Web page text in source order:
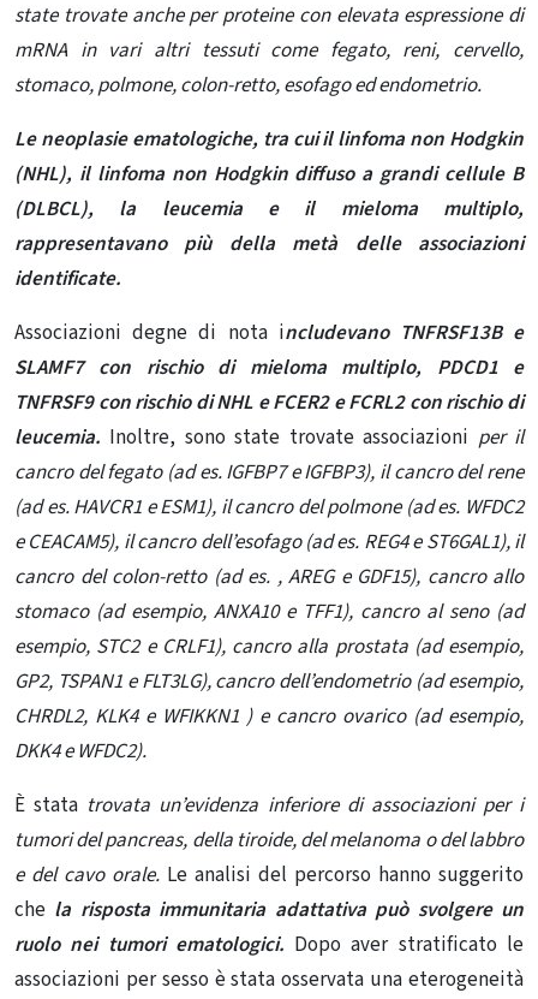
state trovate anche per proteine ​​con elevata espressione di
mRNA in vari altri tessuti come fegato, reni, cervello,
stomaco, polmone, colon-retto, esofago ed endometrio.
Le neoplasie ematologiche, tra cui il linfoma non Hodgkin
(NHL), il linfoma non Hodgkin diffuso a grandi cellule B
(DLBCL), la leucemia e il mieloma multiplo,
rappresentavano più della metà delle associazioni
identificate.
Associazioni degne di nota includevano TNFRSF13B e
SLAMF7 con rischio di mieloma multiplo, PDCD1 e
TNFRSF9 con rischio di NHL e FCER2 e FCRL2 con rischio di
leucemia. Inoltre, sono state trovate associazioni per il
cancro del fegato (ad es. IGFBP7 e IGFBP3), il cancro del rene
(ad es. HAVCR1 e ESM1), il cancro del polmone (ad es. WFDC2
e CEACAM5), il cancro dell’esofago (ad es. REG4 e ST6GAL1), il
cancro del colon-retto (ad es. , AREG e GDF15), cancro allo
stomaco (ad esempio, ANXA10 e TFF1), cancro al seno (ad
esempio, STC2 e CRLF1), cancro alla prostata (ad esempio,
GP2, TSPAN1 e FLT3LG), cancro dell’endometrio (ad esempio,
CHRDL2, KLK4 e WFIKKN1 ) e cancro ovarico (ad esempio,
DKK4 e WFDC2).
È stata trovata un’evidenza inferiore di associazioni per i
tumori del pancreas, della tiroide,del melanoma o del labbro
e del cavo orale. Le analisi del percorso hanno suggerito
che la risposta immunitaria adattativa può svolgere un
ruolo nei tumori ematologici. Dopo aver stratificato le
associazioni per sesso è stata osservata una eterogeneità